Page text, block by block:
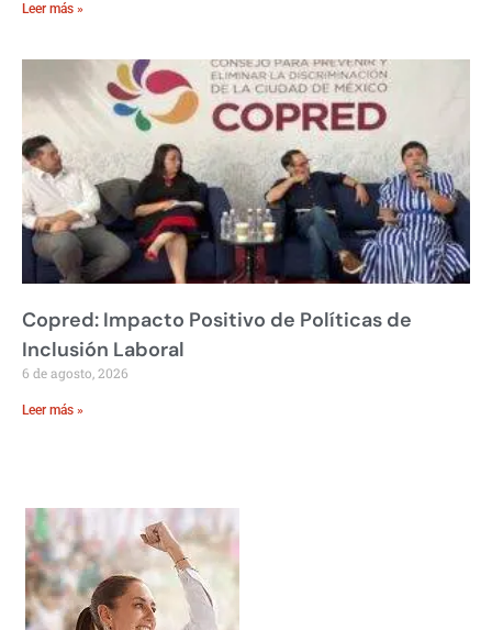
Leer más »
Copred: Impacto Positivo de Políticas de
Inclusión Laboral
6 de agosto, 2026
Leer más »